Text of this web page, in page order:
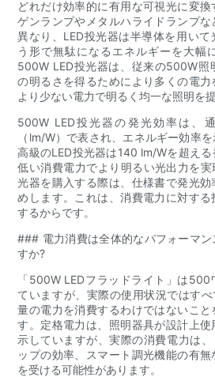
どれだけ効率的に有用な可視光に変
ゲンランプやメタルハライドランプ
異なり、LED投光器は半導体を用い
う形で無駄になるエネルギーを大幅
500W LED投光器は、従来の500W照
の明るさを得るためにより多くの電力
より少ない電力で明るく均一な照明を
500W LED投光器の発光効率は、
（lm/W）で表され、エネルギー効率
高級のLED投光器は140 lm/Wを超え
低い消費電力でより明るい光出力を
光器を購入する際は、仕様書で発光
めします。これは、消費電力に対す
するからです。
### 電力消費は全体的なパフォーマン
すか?
「500W LEDフラッドライト」は
ていますが、実際の使用状況ではす
量の電力を消費するわけではないこ
す。定格電力は、照明器具が設計上
示していますが、実際の消費電力は
ップの効率、スマート調光機能の有
を受ける可能性があります。